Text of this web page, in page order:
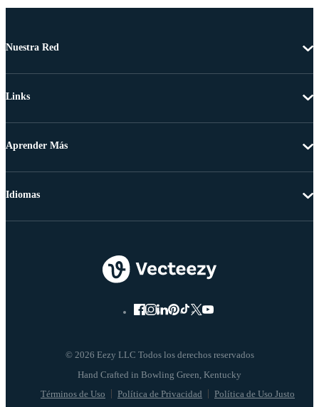
Nuestra Red
Links
Aprender Más
© 2026 Eezy LLC Todos los derechos reservados
Términos de Uso Política de Privacidad Política de Uso Justo
Idiomas